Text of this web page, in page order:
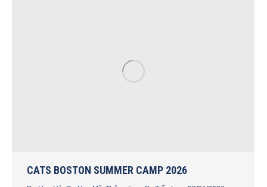
CATS BOSTON SUMMER CAMP 2026